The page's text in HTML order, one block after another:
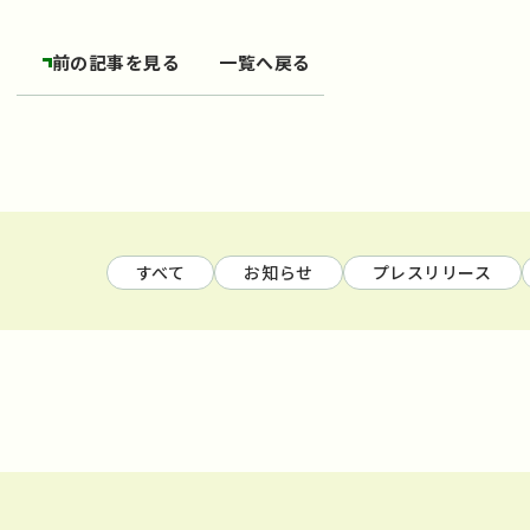
前の記事を見る 一覧へ戻る
すべて お知らせ プレスリリース